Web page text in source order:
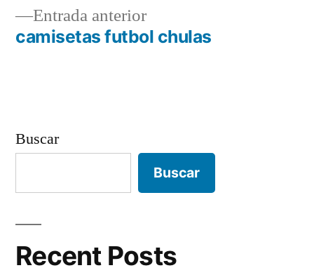
deEntrada anteriorEntrada
anterior:
camisetas futbol chulas
Buscar
Buscar
Recent Posts